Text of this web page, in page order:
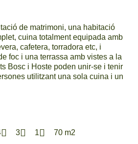
de matrimoni, una habitació
cuina totalment equipada amb
cafetera, torradora etc, i
foc i una terrassa amb vistes a la
Bosc i Hoste poden unir-se i tenir
utilitzant una sola cuina i un
3 1 70 m2